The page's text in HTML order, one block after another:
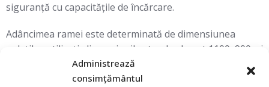
Administrează
consimțământul
siguranţă cu capacitățile de încărcare.
Adâncimea ramei este determinată de dimensiunea
paleților utilizați; dimensiunile standard sunt 1100, 900, şi